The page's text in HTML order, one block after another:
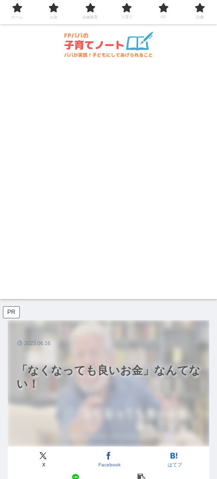
コンテンツへスキップ
PR
「なくなっても良いお金」なんてな
い！
X Facebook はてブ
2023.06.16
ホーム お金 金融教育 子育て FP 読書